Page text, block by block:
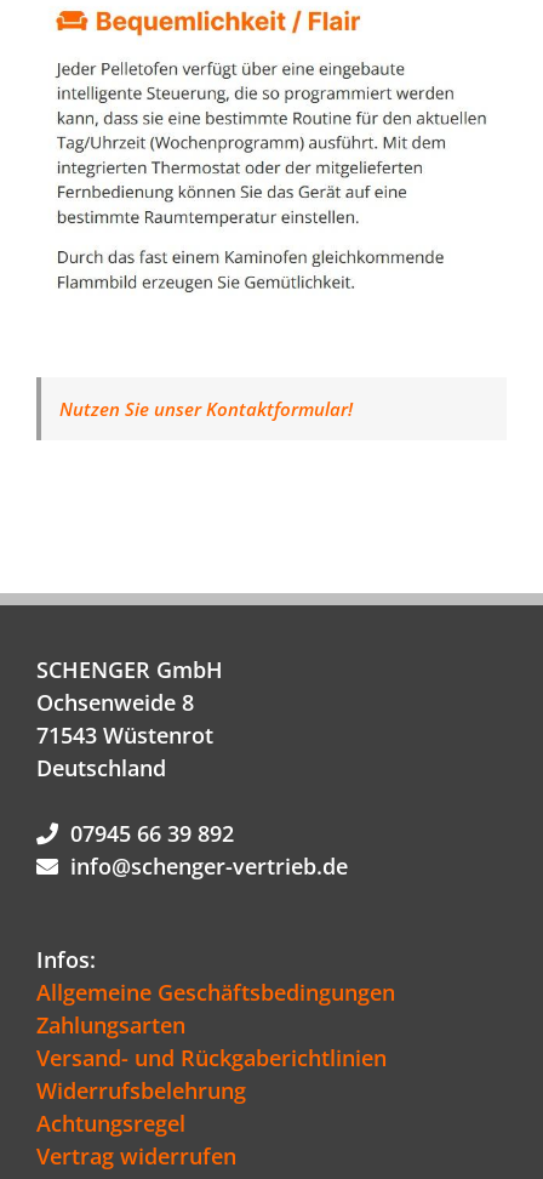
Nutzen Sie unser Kontaktformular!
SCHENGER GmbH
Ochsenweide 8
71543 Wüstenrot
Deutschland
07945 66 39 892
info@schenger-vertrieb.de
Infos:
Allgemeine Geschäftsbedingungen
Zahlungsarten
Versand- und Rückgaberichtlinien
Widerrufsbelehrung
Achtungsregel
Vertrag widerrufen